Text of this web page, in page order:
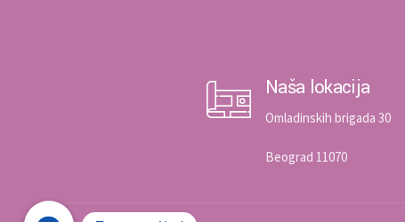
Naša lokacija
Omladinskih brigada 30
Beograd 11070